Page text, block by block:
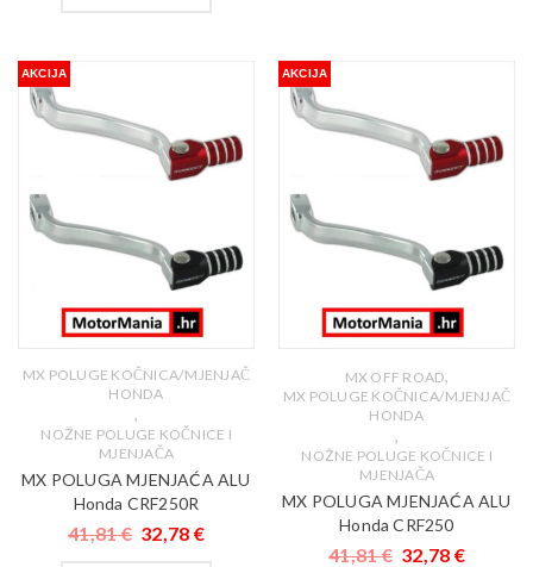
AKCIJA
MX POLUGE KOČNICA/MJENJAČ
HONDA
,
NOŽNE POLUGE KOČNICE I
MJENJAČA
MX POLUGA MJENJAĆA ALU
Honda CRF250R
41,81€ 32,78 €
AKCIJA
MX OFF ROAD,
MX POLUGE KOČNICA/MJENJAČ
HONDA
,
NOŽNE POLUGE KOČNICE I
MJENJAČA
MX POLUGA MJENJAĆA ALU
Honda CRF250
41,81€ 32,78 €